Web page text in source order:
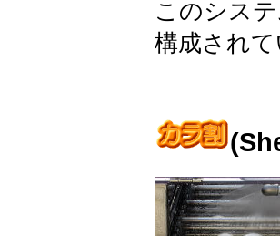
このシス
構成され